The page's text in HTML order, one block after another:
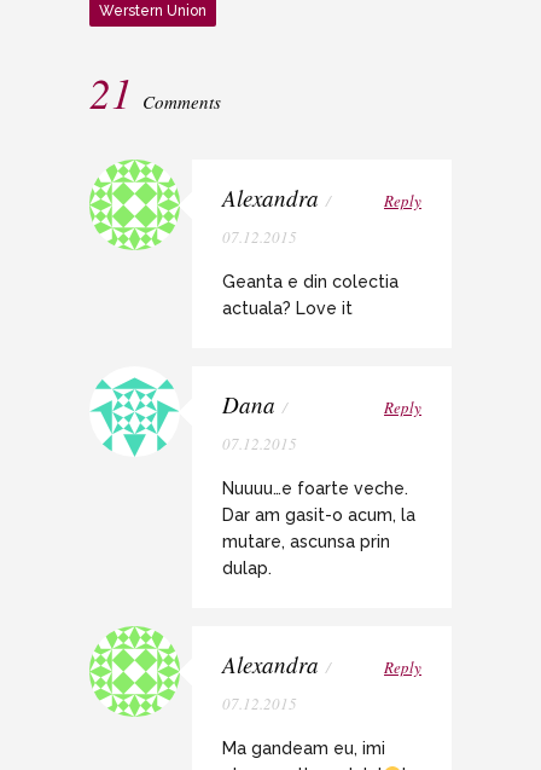
Werstern Union
21 Comments
Alexandra /
07.12.2015
Reply
Geanta e din colectia
actuala? Love it
Dana /
07.12.2015
Reply
Nuuuu…e foarte veche.
Dar am gasit-o acum, la
mutare, ascunsa prin
dulap.
Alexandra /
07.12.2015
Reply
Ma gandeam eu, imi